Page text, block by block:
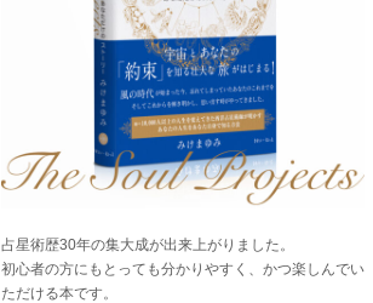
占星術歴30年の集大成が出来上がりました。
初心者の方にもとっても分かりやすく、かつ楽しんでい
ただける本です。